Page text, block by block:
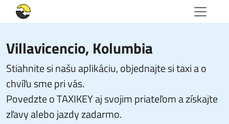
Villavicencio, Kolumbia
Stiahnite si našu aplikáciu, objednajte si taxi a o
chvíľu sme pri vás.
Povedzte o TAXIKEY aj svojim priateľom a získajte
zľavy alebo jazdy zadarmo.